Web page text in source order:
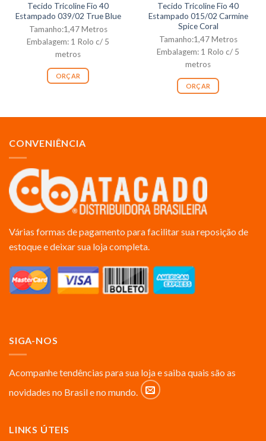
Tecido Tricoline Fio 40
Estampado 039/02 True Blue
Tamanho:1,47 Metros
Embalagem: 1 Rolo c/ 5
metros
ORÇAR
Tecido Tricoline Fio 40
Estampado 015/02 Carmine
Spice Coral
Tamanho:1,47 Metros
Embalagem: 1 Rolo c/ 5
metros
ORÇAR
CONVENIÊNCIA
Várias formas de pagamento para facilitar sua reposição de
estoque e deixar sua loja completa.
SIGA-NOS
Acompanhe tendências para sua loja e saiba quais são as
novidades no Brasil e no mundo.
LINKS ÚTEIS